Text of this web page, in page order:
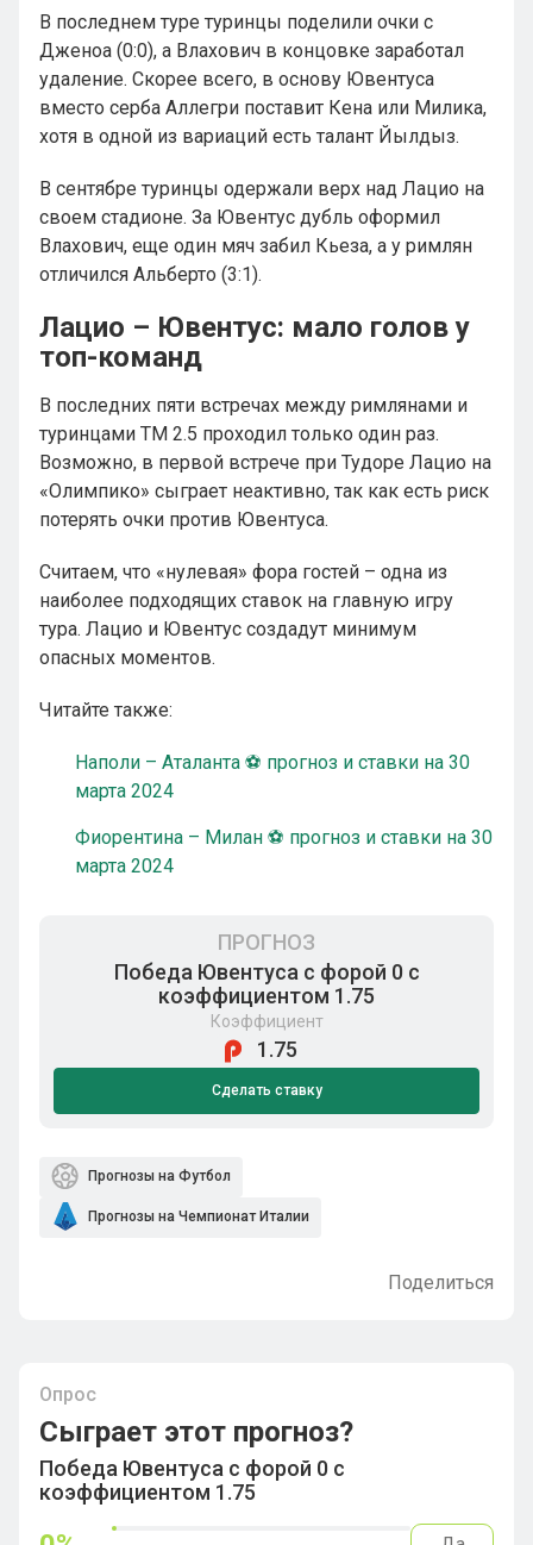
В последнем туре туринцы поделили очки с
Дженоа (0:0), а Влахович в концовке заработал
удаление. Скорее всего, в основу Ювентуса
вместо серба Аллегри поставит Кена или Милика,
хотя в одной из вариаций есть талант Йылдыз.
В сентябре туринцы одержали верх над Лацио на
своем стадионе. За Ювентус дубль оформил
Влахович, еще один мяч забил Кьеза, а у римлян
отличился Альберто (3:1).
Лацио – Ювентус: мало голов у
топ-команд
В последних пяти встречах между римлянами и
туринцами ТМ 2.5 проходил только один раз.
Возможно, в первой встрече при Тудоре Лацио на
«Олимпико» сыграет неактивно, так как есть риск
потерять очки против Ювентуса.
Считаем, что «нулевая» фора гостей – одна из
наиболее подходящих ставок на главную игру
тура. Лацио и Ювентус создадут минимум
опасных моментов.
Читайте также:
Наполи – Аталанта ⚽ прогноз и ставки на 30
марта 2024
Фиорентина – Милан ⚽ прогноз и ставки на 30
марта 2024
ПРОГНОЗ
Победа Ювентуса с форой 0 с
коэффициентом 1.75
Коэффициент
1.75
Сделать ставку
Прогнозы на Футбол
Прогнозы на Чемпионат Италии
Поделиться
Опрос
Сыграет этот прогноз?
Победа Ювентуса с форой 0 с
коэффициентом 1.75